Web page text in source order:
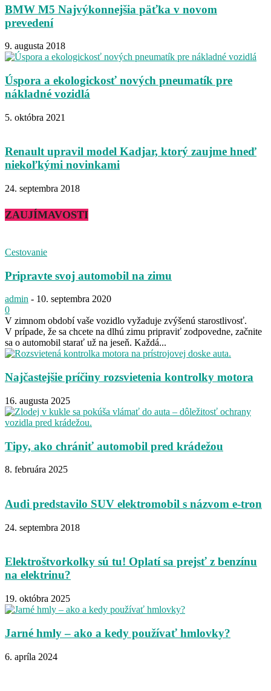
BMW M5 Najvýkonnejšia päťka v novom
prevedení
9. augusta 2018
Úspora a ekologickosť nových pneumatík pre
nákladné vozidlá
5. októbra 2021
Renault upravil model Kadjar, ktorý zaujme hneď
niekoľkými novinkami
24. septembra 2018
ZAUJÍMAVOSTI
Cestovanie
Pripravte svoj automobil na zimu
admin - 10. septembra 2020
0
V zimnom období vaše vozidlo vyžaduje zvýšenú starostlivosť.
V prípade, že sa chcete na dlhú zimu pripraviť zodpovedne, začnite
sa o automobil starať už na jeseň. Každá...
Najčastejšie príčiny rozsvietenia kontrolky motora
16. augusta 2025
Tipy, ako chrániť automobil pred krádežou
8. februára 2025
Audi predstavilo SUV elektromobil s názvom e-tron
24. septembra 2018
Elektroštvorkolky sú tu! Oplatí sa prejsť z benzínu
na elektrinu?
19. októbra 2025
Jarné hmly – ako a kedy používať hmlovky?
6. apríla 2024